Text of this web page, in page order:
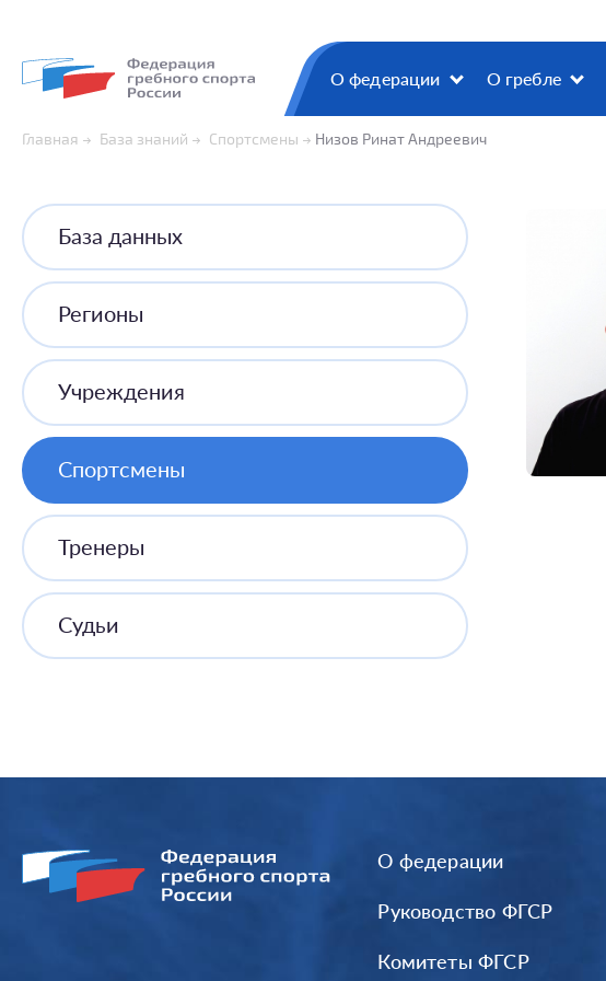
О федерации О гребле
Главная База знаний Спортсмены Низов Ринат Андреевич
База данных
Регионы
Учреждения
Спортсмены
Тренеры
Судьи
О федерации
Руководство ФГСР
Комитеты ФГСР